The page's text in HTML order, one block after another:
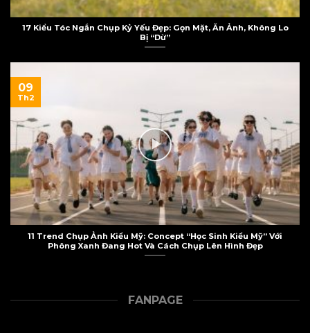
17 Kiểu Tóc Ngắn Chụp Kỷ Yếu Đẹp: Gọn Mặt, Ăn Ảnh, Không Lo
Bị “Dừ”
11 Trend Chụp Ảnh Kiểu Mỹ: Concept “Học Sinh Kiểu Mỹ” Với
Phông Xanh Đang Hot Và Cách Chụp Lên Hình Đẹp
09
Th2
FANPAGE